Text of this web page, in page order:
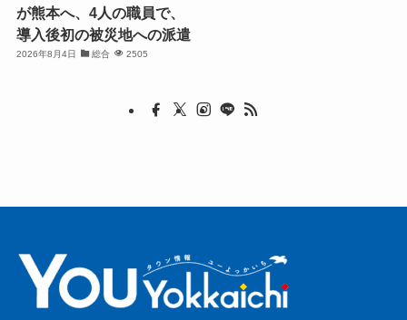
が熊本へ、4人の職員で、
導入後初の被災地への派遣
2026年8月4日 総合 2505